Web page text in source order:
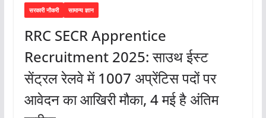
सरकारी नौकरी सामान्य ज्ञान
RRC SECR Apprentice
Recruitment 2025: साउथ ईस्ट
सेंट्रल रेलवे में 1007 अप्रेंटिस पदों पर
आवेदन का आखिरी मौका, 4 मई है अंतिम